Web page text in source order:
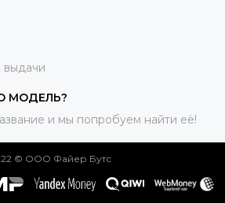
выдачи
МОДЕЛЬ?
и мы попробуем найти её!
© ООО Файер Бутс